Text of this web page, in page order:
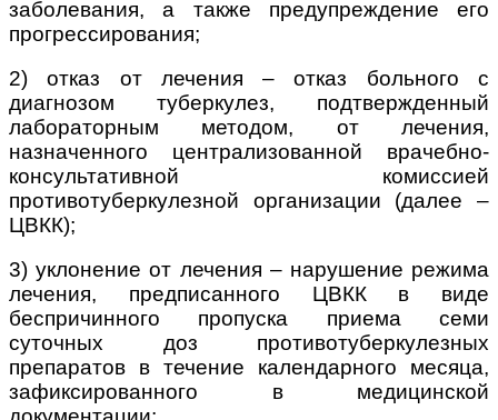
заболевания, а также предупреждение его
прогрессирования;
2) отказ от лечения – отказ больного с
диагнозом туберкулез, подтвержденный
лабораторным методом, от лечения,
назначенного централизованной врачебно-
консультативной комиссией
противотуберкулезной организации (далее –
ЦВКК);
3) уклонение от лечения – нарушение режима
лечения, предписанного ЦВКК в виде
беспричинного пропуска приема семи
суточных доз противотуберкулезных
препаратов в течение календарного месяца,
зафиксированного в медицинской